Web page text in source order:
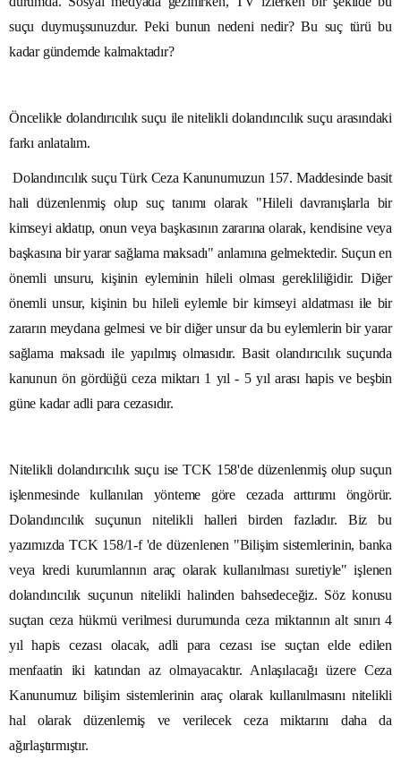
suçu duymuşsunuzdur. Peki bunun nedeni nedir? Bu suç türü bu
kadar gündemde kalmaktadır?
Öncelikle dolandırıcılık suçu ile nitelikli dolandırıcılık suçu arasındaki
farkı anlatalım.
Dolandırıcılık suçu Türk Ceza Kanunumuzun 157. Maddesinde basit
hali düzenlenmiş olup suç tanımı olarak "Hileli davranışlarla bir
kimseyi aldatıp, onun veya başkasının zararına olarak, kendisine veya
başkasına bir yarar sağlama maksadı" anlamına gelmektedir. Suçun en
önemli unsuru, kişinin eyleminin hileli olması gerekliliğidir. Diğer
önemli unsur, kişinin bu hileli eylemle bir kimseyi aldatması ile bir
zararın meydana gelmesi ve bir diğer unsur da bu eylemlerin bir yarar
sağlama maksadı ile yapılmış olmasıdır. Basit olandırıcılık suçunda
kanunun ön gördüğü ceza miktarı 1 yıl - 5 yıl arası hapis ve beşbin
güne kadar adli para cezasıdır.
Nitelikli dolandırıcılık suçu ise TCK 158'de düzenlenmiş olup suçun
işlenmesinde kullanılan yönteme göre cezada arttırımı öngörür.
Dolandırıcılık suçunun nitelikli halleri birden fazladır. Biz bu
yazımızda TCK 158/1-f 'de düzenlenen "Bilişim sistemlerinin, banka
veya kredi kurumlarının araç olarak kullanılması suretiyle" işlenen
dolandırıcılık suçunun nitelikli halinden bahsedeceğiz. Söz konusu
suçtan ceza hükmü verilmesi durumunda ceza miktarının alt sınırı 4
yıl hapis cezası olacak, adli para cezası ise suçtan elde edilen
menfaatin iki katından az olmayacaktır. Anlaşılacağı üzere Ceza
Kanunumuz bilişim sistemlerinin araç olarak kullanılmasını nitelikli
hal olarak düzenlemiş ve verilecek ceza miktarını daha da
ağırlaştırmıştır.